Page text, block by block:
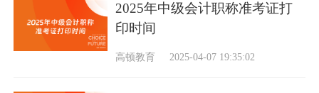
2025年中级会计职称准考证打
印时间
高顿教育 2025-04-07 19:35:02